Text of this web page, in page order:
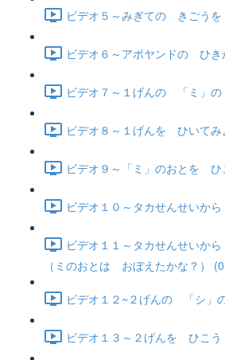
ビデオ５～みぎての きごう
ビデオ６～アポヤンドの ひき
ビデオ７～１げんの 「ミ」
ビデオ８～１げんを ひいてみ
ビデオ９～「ミ」のおとを ひ
ビデオ１０～タカせんせいか
ビデオ１１～タカせんせい
（ミのおとは おぼえたかな？）
ビデオ１２~２げんの 「シ」
ビデオ１３～２げんを ひこう